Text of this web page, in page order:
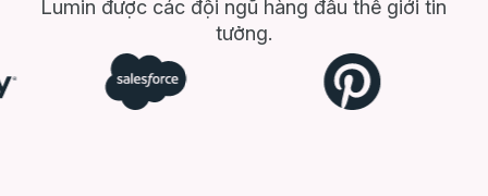
Lumin được các đội ngũ hàng đầu thế giới tin
tưởng.